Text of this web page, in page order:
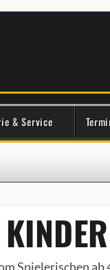
& Service
Spielerischen